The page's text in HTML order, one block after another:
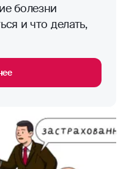
болезни
и что делать,